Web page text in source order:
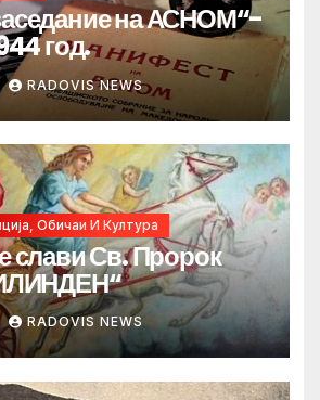
на АСНОМ“-
год.
RADOVIS NEWS
Обичаи И Култура
слави Св. Пророк
RADOVIS NEWS